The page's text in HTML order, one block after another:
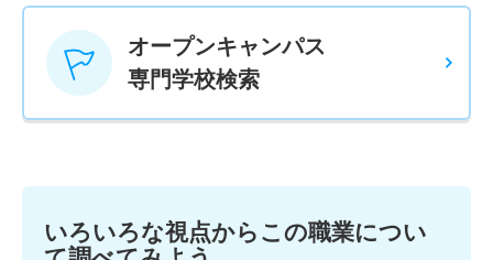
オープンキャンパス
専門学校検索
いろいろな視点からこの職業につい